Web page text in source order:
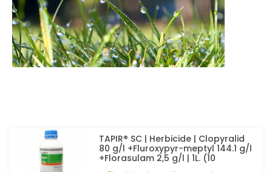
TAPIR® SC | Herbicide | Clopyralid
80 g/l +Fluroxypyr-meptyl 144.1 g/l
+Florasulam 2,5 g/l | 1L. (10